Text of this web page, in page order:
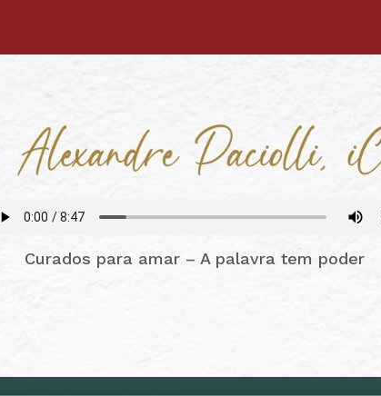
Curados para amar – A palavra tem poder